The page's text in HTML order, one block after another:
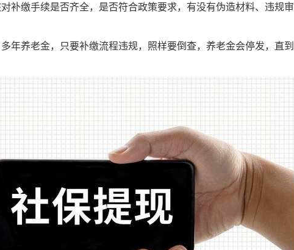
补缴手续是否齐全，是否符合政策要求，有没有伪造材料、违规审
年养老金，只要补缴流程违规，照样要倒查，养老金会停发，直到